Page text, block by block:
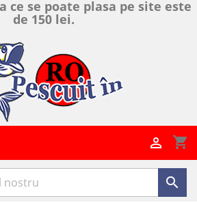
ce se poate plasa pe site este
de 150 lei.
shopping_cart

